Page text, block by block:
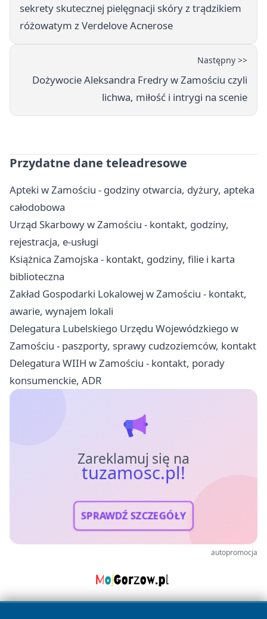
sekrety skutecznej pielęgnacji skóry z trądzikiem
różowatym z Verdelove Acnerose
Następny >>
Dożywocie Aleksandra Fredry w Zamościu czyli
lichwa, miłość i intrygi na scenie
Przydatne dane teleadresowe
Apteki w Zamościu - godziny otwarcia, dyżury, apteka
całodobowa
Urząd Skarbowy w Zamościu - kontakt, godziny,
rejestracja, e-usługi
Książnica Zamojska - kontakt, godziny, filie i karta
biblioteczna
Zakład Gospodarki Lokalowej w Zamościu - kontakt,
awarie, wynajem lokali
Delegatura Lubelskiego Urzędu Wojewódzkiego w
Zamościu - paszporty, sprawy cudzoziemców, kontakt
Delegatura WIIH w Zamościu - kontakt, porady
konsumenckie, ADR
Zareklamuj się na
tuzamosc.pl!
SPRAWDŹ SZCZEGÓŁY
autopromocja